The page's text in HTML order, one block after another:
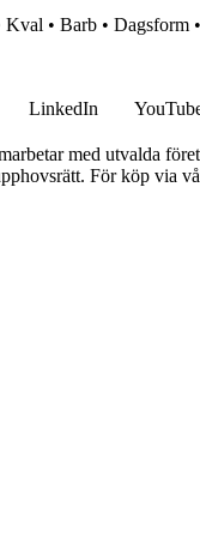
Kval • Barb • Dagsform •
LinkedIn
med utvalda
För köp via